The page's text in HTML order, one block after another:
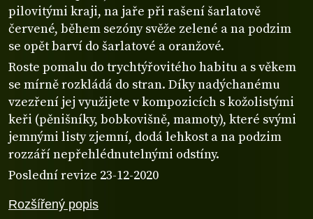
Rozšířený popis
pilovitými kraji, na jaře při rašení šarlatově
červené, během sezóny svěže zelené a na podzim
se opět barví do šarlatové a oranžové.
Roste pomalu do trychtýřovitého habitu a s věkem
se mírně rozkládá do stran. Díky nadýchanému
vzezření jej využijete v kompozicích s kožolistými
keři (pěnišníky, bobkovišně, mamoty), které svými
jemnými listy zjemní, dodá lehkost a na podzim
rozzáří nepřehlédnutelnými odstíny.
Poslední revize 23-12-2020